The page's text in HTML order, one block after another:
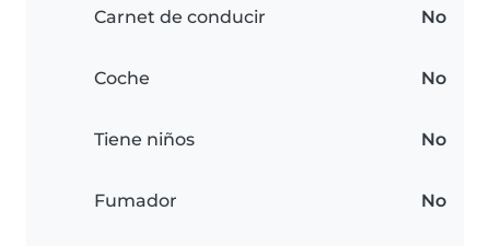
Carnet de conducir No
Coche No
Tiene niños No
Fumador No